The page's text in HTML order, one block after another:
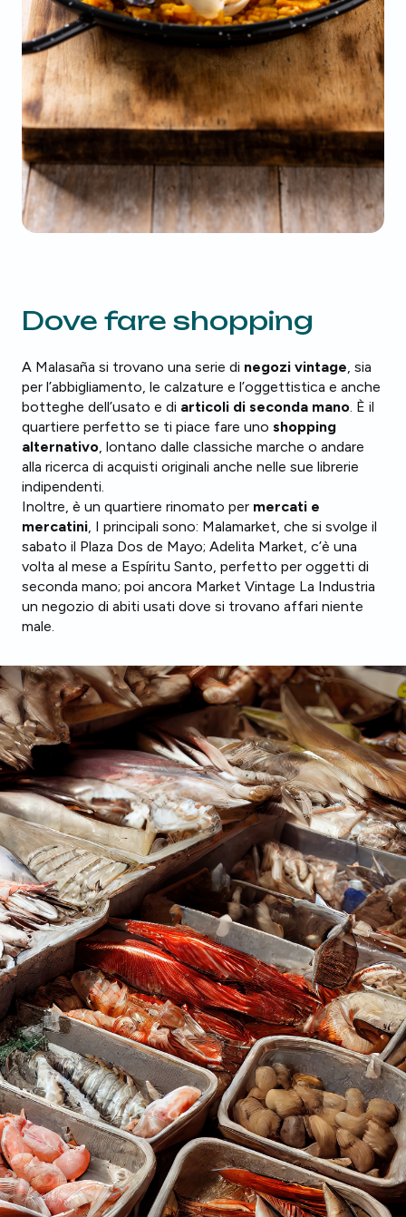
Dove fare shopping
A Malasaña si trovano una serie di negozi vintage, sia
per l’abbigliamento, le calzature e l’oggettistica e anche
botteghe dell’usato e di articoli di seconda mano. È il
quartiere perfetto se ti piace fare uno shopping
alternativo, lontano dalle classiche marche o andare
alla ricerca di acquisti originali anche nelle sue librerie
indipendenti.
Inoltre, è un quartiere rinomato per mercati e
mercatini, I principali sono: Malamarket, che si svolge il
sabato il Plaza Dos de Mayo; Adelita Market, c’è una
volta al mese a Espíritu Santo, perfetto per oggetti di
seconda mano; poi ancora Market Vintage La Industria
un negozio di abiti usati dove si trovano affari niente
male.